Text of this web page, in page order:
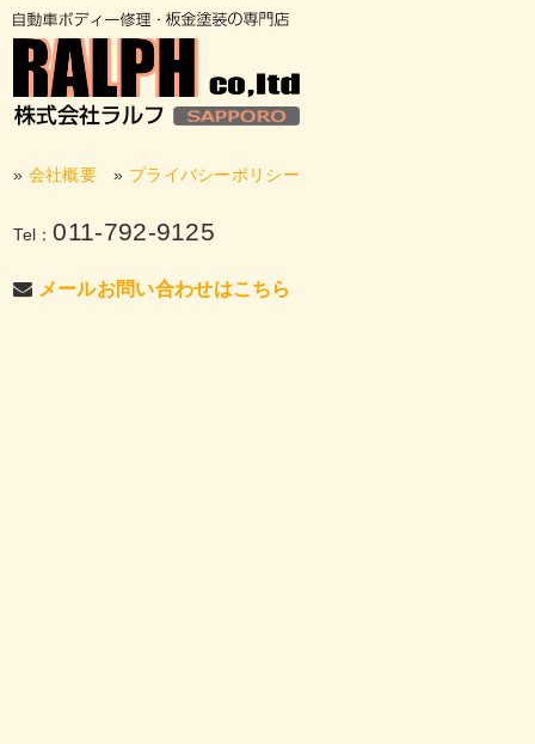
» 会社概要 » プライバシーポリシー
Tel：011-792-9125
メールお問い合わせはこちら